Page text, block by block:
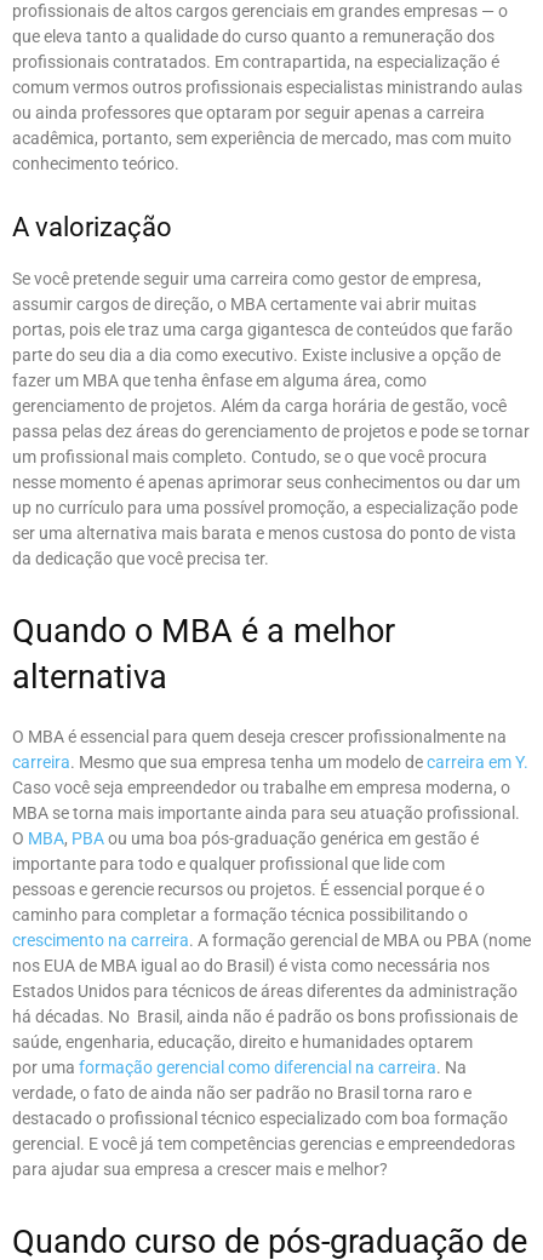
profissionais de altos cargos gerenciais em grandes empresas — o
que eleva tanto a qualidade do curso quanto a remuneração dos
profissionais contratados. Em contrapartida, na especialização é
comum vermos outros profissionais especialistas ministrando aulas
ou ainda professores que optaram por seguir apenas a carreira
acadêmica, portanto, sem experiência de mercado, mas com muito
conhecimento teórico.
A valorização
Se você pretende seguir uma carreira como gestor de empresa,
assumir cargos de direção, o MBA certamente vai abrir muitas
portas, pois ele traz uma carga gigantesca de conteúdos que farão
parte do seu dia a dia como executivo. Existe inclusive a opção de
fazer um MBA que tenha ênfase em alguma área, como
gerenciamento de projetos. Além da carga horária de gestão, você
passa pelas dez áreas do gerenciamento de projetos e pode se tornar
um profissional mais completo. Contudo, se o que você procura
nesse momento é apenas aprimorar seus conhecimentos ou dar um
up no currículo para uma possível promoção, a especialização pode
ser uma alternativa mais barata e menos custosa do ponto de vista
da dedicação que você precisa ter.
Quando o MBA é a melhor
alternativa
O MBA é essencial para quem deseja crescer profissionalmente na
carreira. Mesmo que sua empresa tenha um modelo decarreira em Y.
Caso você seja empreendedor ou trabalhe em empresa moderna, o
MBA se torna mais importante ainda para seu atuação profissional.
O MBA, PBAou uma boa pós-graduação genérica em gestão é
importante para todo e qualquer profissional que lide com
pessoas e gerencie recursos ou projetos. É essencial porque é o
caminho para completar a formação técnica possibilitando o
crescimento na carreira. A formação gerencial de MBA ou PBA (nome
nos EUA de MBA igual ao do Brasil) é vista como necessária nos
Estados Unidos para técnicos de áreas diferentes da administração
há décadas. No Brasil, ainda não é padrão os bons profissionais de
saúde, engenharia, educação, direito e humanidades optarem
por uma formação gerencial como diferencial na carreira. Na
verdade, o fato de ainda não ser padrão no Brasil torna raro e
destacado o profissional técnico especializado com boa formação
gerencial. E você já tem competências gerencias e empreendedoras
para ajudar sua empresa a crescer mais e melhor?
Quando curso de pós-graduação de